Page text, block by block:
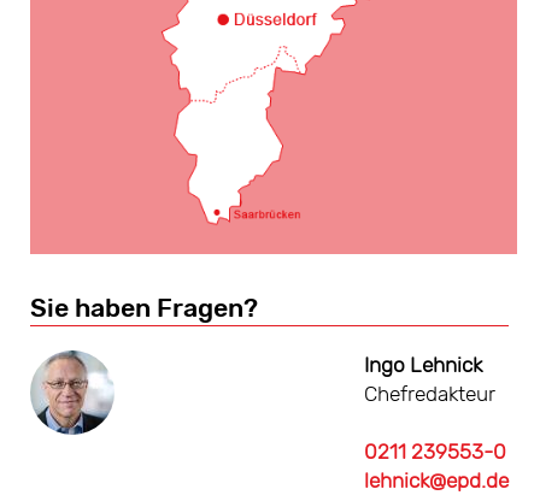
Sie haben Fragen?
Ingo Lehnick
Chefredakteur
0211 239553-0
lehnick@epd.de